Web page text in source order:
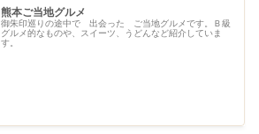
熊本ご当地グルメ
御朱印巡りの途中で 出会った ご当地グルメです。Ｂ級
グルメ的なものや、スイーツ、うどんなど紹介していま
す。